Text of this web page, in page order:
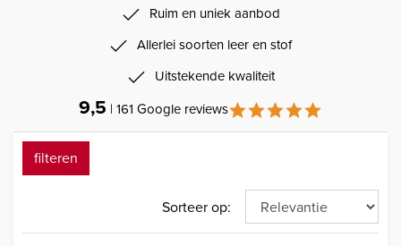
Ruim en uniek aanbod
Allerlei soorten leer en stof
Uitstekende kwaliteit
9,5 | 161 Google reviews
filteren
Sorteer op: